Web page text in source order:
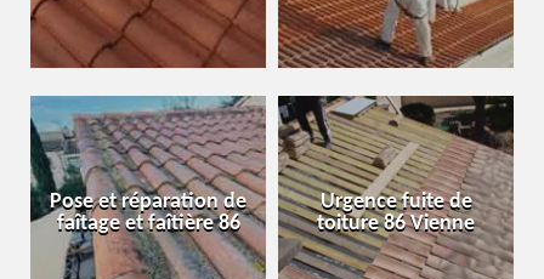
Pose et réparation de
faîtage et faîtière 86
Urgence fuite de
toiture 86 Vienne